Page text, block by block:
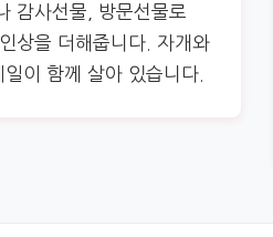
감사선물, 방문선물로
상을 더해줍니다. 자개와
이 함께 살아 있습니다.